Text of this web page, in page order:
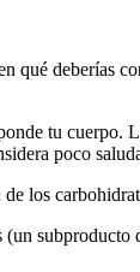
deberías
tu
poco
los